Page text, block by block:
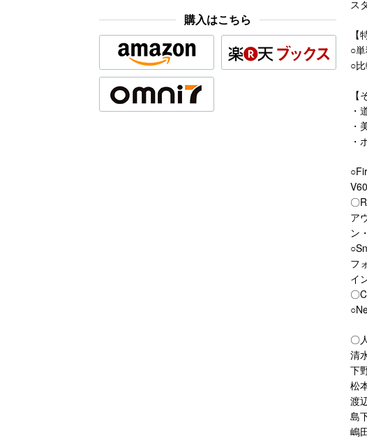
購入はこちら
ス
○
○
【
・
・
・
〇
ア
ン
フ
イ
〇
〇
清
下
松
渡
島
嶋